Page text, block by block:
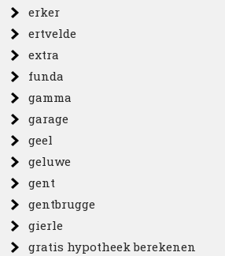
erker
ertvelde
extra
funda
gamma
garage
geel
geluwe
gent
gentbrugge
gierle
gratis hypotheek berekenen